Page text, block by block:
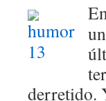
derretido.